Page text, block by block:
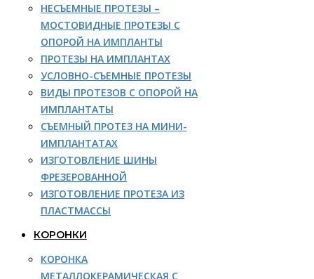
НЕСЪЕМНЫЕ ПРОТЕЗЫ –
МОСТОВИДНЫЕ ПРОТЕЗЫ С
ОПОРОЙ НА ИМПЛАНТЫ
ПРОТЕЗЫ НА ИМПЛАНТАХ
УСЛОВНО-СЪЕМНЫЕ ПРОТЕЗЫ
ВИДЫ ПРОТЕЗОВ С ОПОРОЙ НА
ИМПЛАНТАТЫ
СЪЕМНЫЙ ПРОТЕЗ НА МИНИ-
ИМПЛАНТАТАХ
ИЗГОТОВЛЕНИЕ ШИНЫ
ФРЕЗЕРОВАННОЙ
ИЗГОТОВЛЕНИЕ ПРОТЕЗА ИЗ
ПЛАСТМАССЫ
КОРОНКИ
КОРОНКА
МЕТАЛЛОКЕРАМИЧЕСКАЯ С